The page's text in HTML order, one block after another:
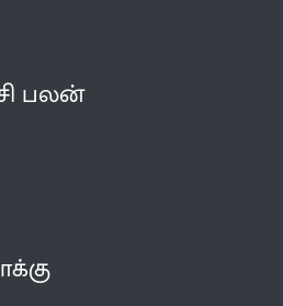
பலன்